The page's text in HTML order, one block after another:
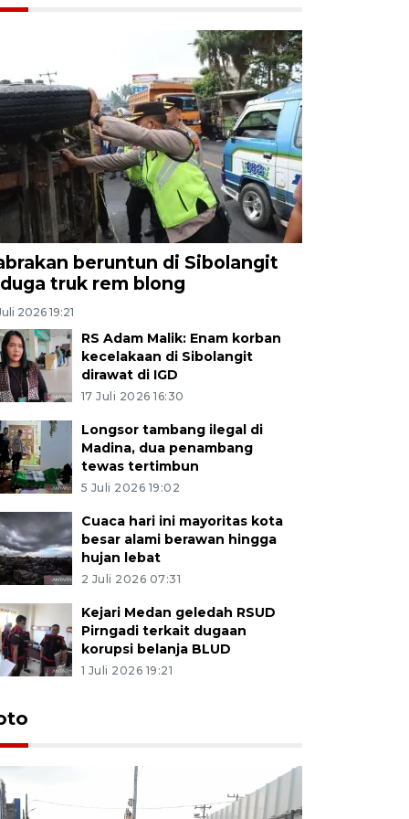
beruntun di Sibolangit
truk rem blong
2026 19:21
RS Adam Malik: Enam korban
kecelakaan di Sibolangit
dirawat di IGD
17 Juli 2026 16:30
Longsor tambang ilegal di
Madina, dua penambang
tewas tertimbun
5 Juli 2026 19:02
Cuaca hari ini mayoritas kota
besar alami berawan hingga
hujan lebat
2 Juli 2026 07:31
Kejari Medan geledah RSUD
Pirngadi terkait dugaan
korupsi belanja BLUD
1 Juli 2026 19:21